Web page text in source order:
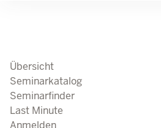
Übersicht
Seminarkatalog
Seminarfinder
Last Minute
Anmelden